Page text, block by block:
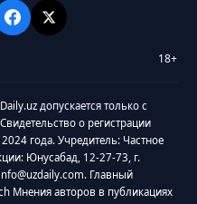
18+
допускается только с
о регистрации
года. Учредитель: Частное
Юнусабад, 12-27-73, г.
Главный
Мнения авторов в публикациях